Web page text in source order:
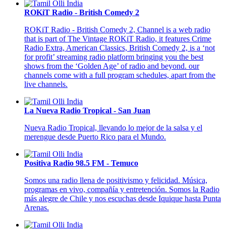
ROKiT Radio - British Comedy 2
ROKiT Radio - British Comedy 2, Channel is a web radio
that is part of The Vintage ROKiT Radio, it features Crime
Radio Extra, American Classics, British Comedy 2, is a ‘not
for profit’ streaming radio platform bringing you the best
shows from the ‘Golden Age’ of radio and beyond. our
channels come with a full program schedules, apart from the
live channels.
La Nueva Radio Tropical - San Juan
Nueva Radio Tropical, llevando lo mejor de la salsa y el
merengue desde Puerto Rico para el Mundo.
Positiva Radio 98.5 FM - Temuco
Somos una radio llena de positivismo y felicidad. Música,
programas en vivo, compañía y entretención. Somos la Radio
más alegre de Chile y nos escuchas desde Iquique hasta Punta
Arenas.